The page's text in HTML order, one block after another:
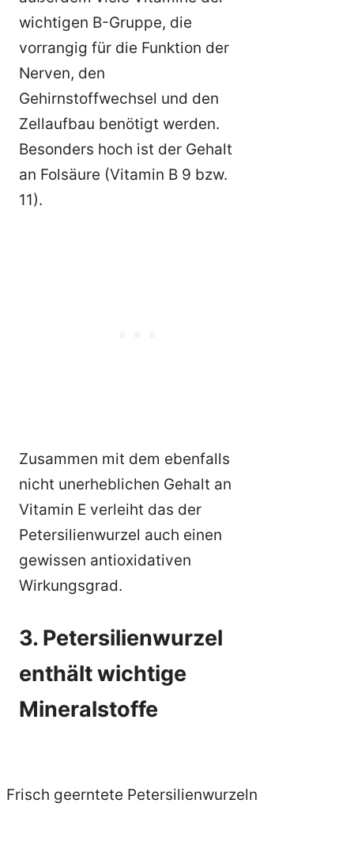
wichtigen B-Gruppe, die
vorrangig für die Funktion der
Nerven, den
Gehirnstoffwechsel und den
Zellaufbau benötigt werden.
Besonders hoch ist der Gehalt
an Folsäure (Vitamin B 9 bzw.
11).
Zusammen mit dem ebenfalls
nicht unerheblichen Gehalt an
Vitamin E verleiht das der
Petersilienwurzel auch einen
gewissen antioxidativen
Wirkungsgrad.
3. Petersilienwurzel
enthält wichtige
Mineralstoffe
Frisch geerntete Petersilienwurzeln